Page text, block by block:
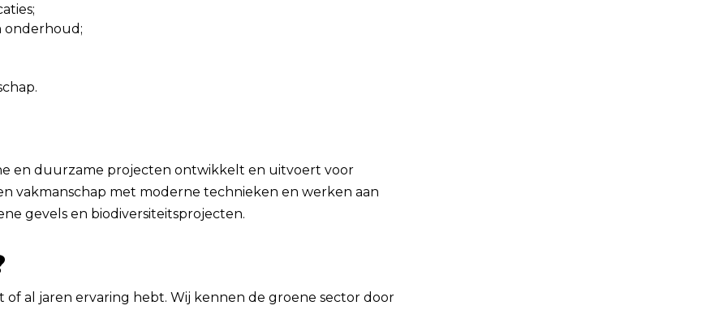
onderhoud;
en duurzame projecten ontwikkelt en uitvoert voor
vakmanschap met moderne technieken en werken aan
gevels en biodiversiteitsprojecten.
of al jaren ervaring hebt. Wij kennen de groene sector door